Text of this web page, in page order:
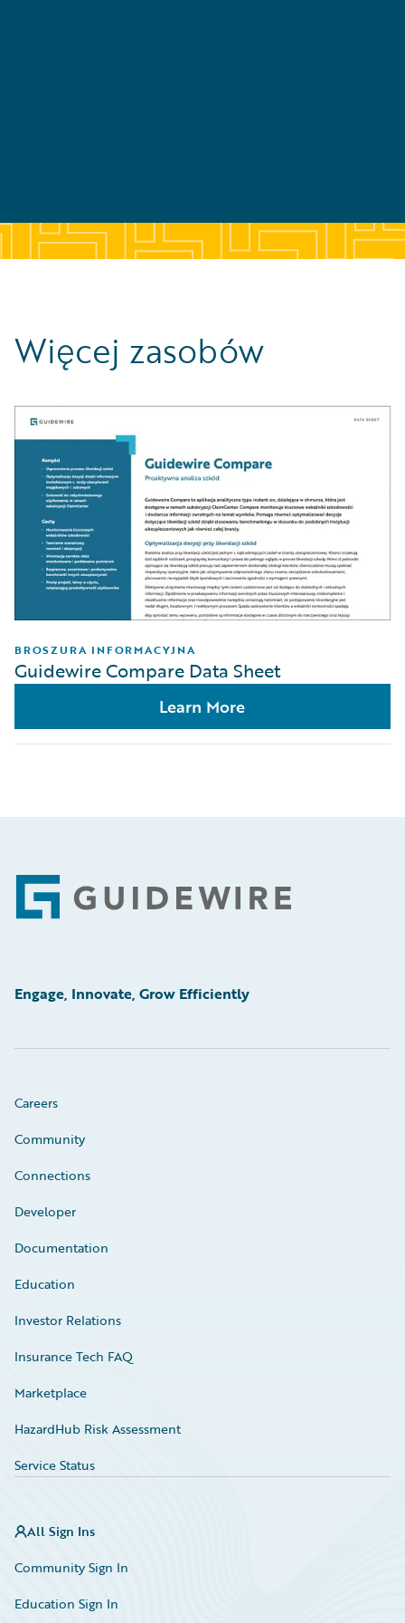
Więcej zasobów
BROSZURA INFORMACYJNA
Guidewire Compare Data Sheet
Learn More
Footer
Engage, Innovate, Grow Efficiently
Careers
Community
Connections
Developer
Documentation
Education
Investor Relations
Insurance Tech FAQ
Marketplace
HazardHub Risk Assessment
Service Status
All Sign Ins
Community Sign In
Education Sign In